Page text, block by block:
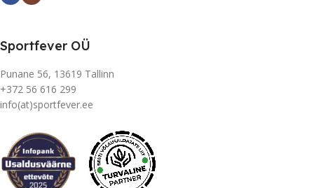
Sportfever OÜ
Punane 56, 13619 Tallinn
+372 56 616 299
info(at)sportfever.ee